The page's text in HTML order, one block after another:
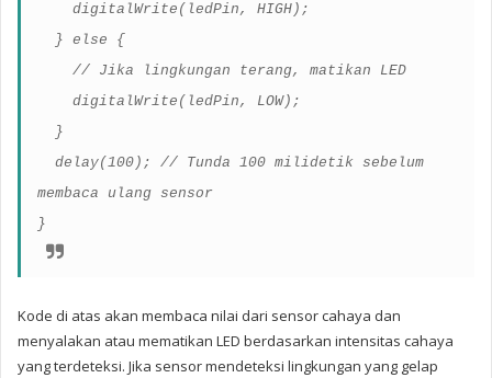
digitalWrite(ledPin, HIGH);
} else {
// Jika lingkungan terang, matikan LED
digitalWrite(ledPin, LOW);
}
delay(100); // Tunda 100 milidetik sebelum
membaca ulang sensor
}
Kode di atas akan membaca nilai dari sensor cahaya dan
menyalakan atau mematikan LED berdasarkan intensitas cahaya
yang terdeteksi. Jika sensor mendeteksi lingkungan yang gelap